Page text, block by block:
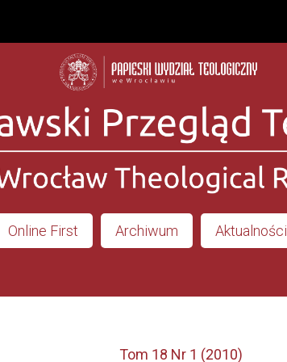
Online First Archiwum Aktualności
Tom 18 Nr 1 (2010)